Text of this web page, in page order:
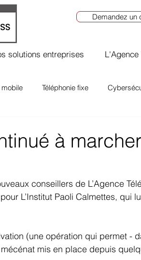
Demandez un
solutions entreprises L'Agence
mobile Téléphonie fixe
à
conseillers de L’Agence
L’Institut Paoli Calmettes, qui
(une opération qui permet -
mis en place depuis